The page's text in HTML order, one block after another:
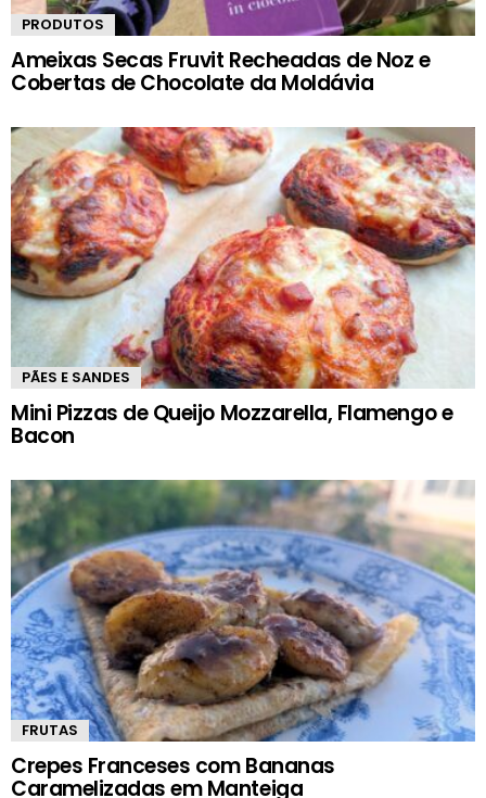
PRODUTOS
Ameixas Secas Fruvit Recheadas de Noz e
Cobertas de Chocolate da Moldávia
PÃES E SANDES
Mini Pizzas de Queijo Mozzarella, Flamengo e
Bacon
FRUTAS
Crepes Franceses com Bananas
Caramelizadas em Manteiga